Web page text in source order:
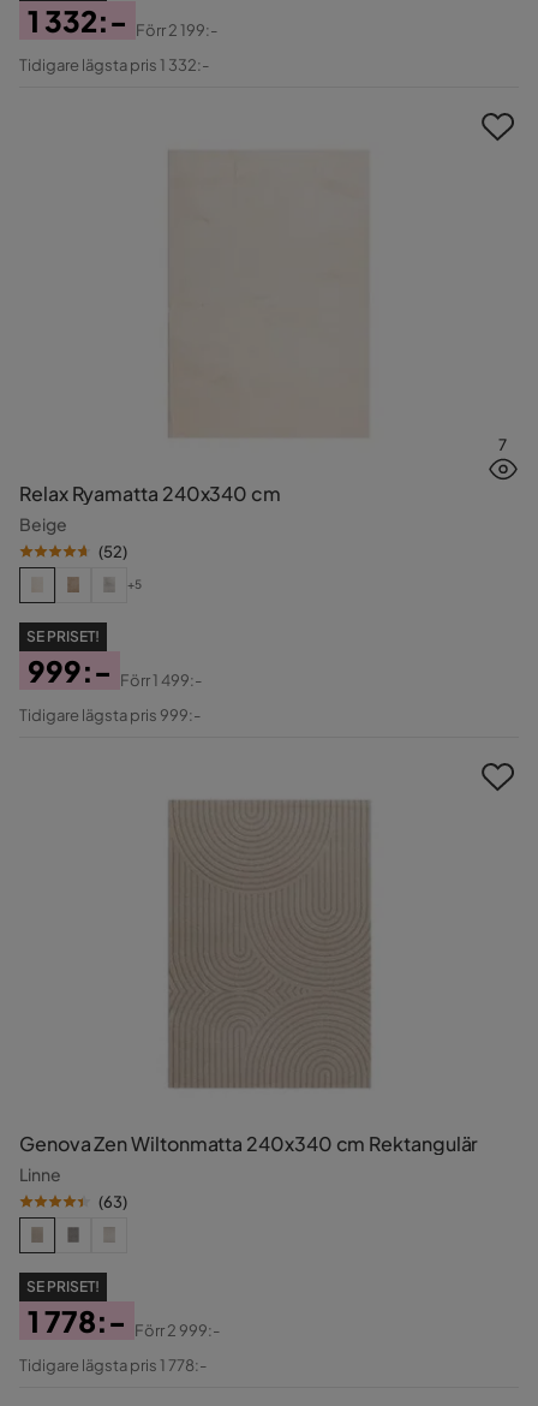
Pris
1 332:-
Original
Förr2 199:-
Tidigare lägsta pris 1 332:-
7
Relax Ryamatta 240x340 cm
Beige
(52)
+5
SE PRISET!
Pris
999:-
Original
Förr1 499:-
Tidigare lägsta pris 999:-
Genova Zen Wiltonmatta 240x340 cm Rektangulär
Linne
(63)
SE PRISET!
Pris
1 778:-
Original
Förr2 999:-
Tidigare lägsta pris 1 778:-